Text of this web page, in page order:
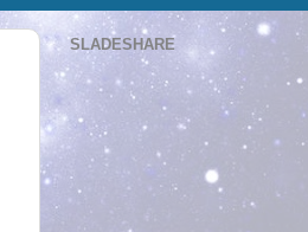
SLADESHARE